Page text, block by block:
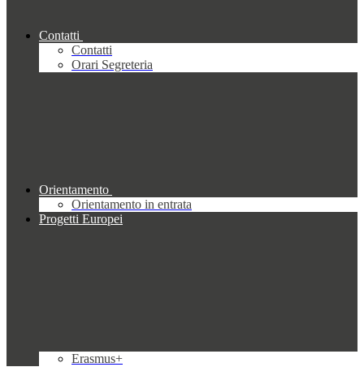
Contatti
Contatti
Orari Segreteria
Orientamento
Orientamento in entrata
Progetti Europei
Erasmus+